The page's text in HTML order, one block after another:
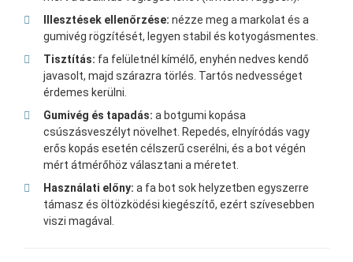
Illesztések ellenőrzése: nézze meg a markolat és a
gumivég rögzítését, legyen stabil és kotyogásmentes.
Tisztítás: fa felületnél kímélő, enyhén nedves kendő
javasolt, majd szárazra törlés. Tartós nedvességet
érdemes kerülni.
Gumivég és tapadás: a botgumi kopása
csúszásveszélyt növelhet. Repedés, elnyíródás vagy
erős kopás esetén célszerű cserélni, és a bot végén
mért átmérőhöz választani a méretet.
Használati előny: a fa bot sok helyzetben egyszerre
támasz és öltözködési kiegészítő, ezért szívesebben
viszi magával.